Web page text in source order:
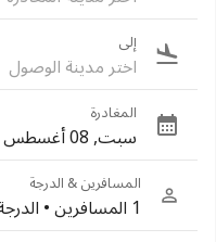
إلى
اختر مدينة الوصول
المغادرة
سبت, 08 أغسطس
المسافرين & الدرجة
1 المسافرين •